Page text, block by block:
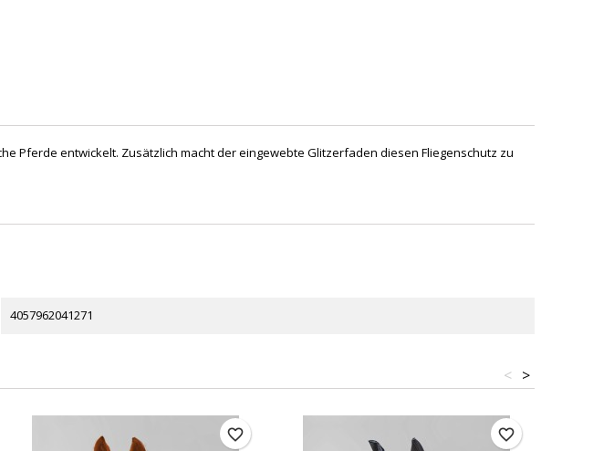
Pferde entwickelt. Zusätzlich macht der eingewebte Glitzerfaden diesen Fliegenschutz zu
4057962041271
>
<
favorite_border favorite_border